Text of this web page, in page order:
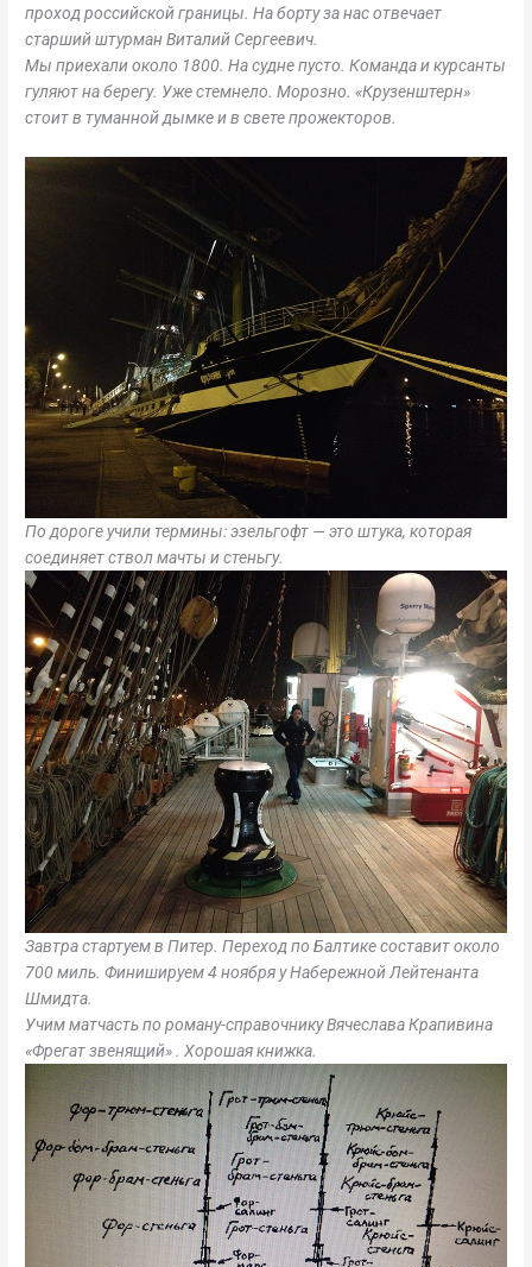
проход российской границы. На борту за нас отвечает
старший штурман Виталий Сергеевич.
Мы приехали около 1800. На судне пусто. Команда и курсанты
гуляют на берегу. Уже стемнело. Морозно. «Крузенштерн»
стоит в туманной дымке и в свете прожекторов.
По дороге учили термины: эзельгофт — это штука, которая
соединяет ствол мачты и стеньгу.
Завтра стартуем в Питер. Переход по Балтике составит около
700 миль. Финишируем 4 ноября у Набережной Лейтенанта
Шмидта.
Учим матчасть по роману-справочнику Вячеслава Крапивина
«Фрегат звенящий» . Хорошая книжка.